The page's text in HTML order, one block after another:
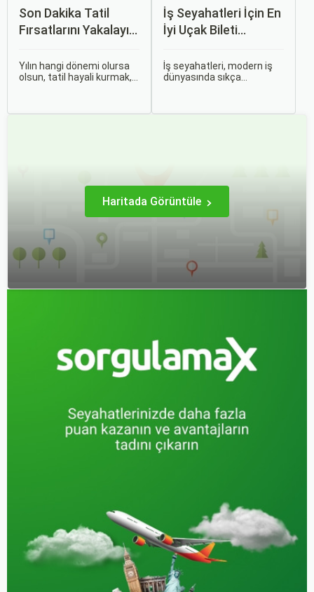
Son Dakika Tatil
Fırsatlarını Yakalayın:
İpuçları
Yılın hangi dönemi olursa
olsun, tatil hayali kurmak,
İş Seyahatleri İçin En
İyi Uçak Bileti
İş seyahatleri, modern iş
dünyasında sıkça
Haritada Görüntüle